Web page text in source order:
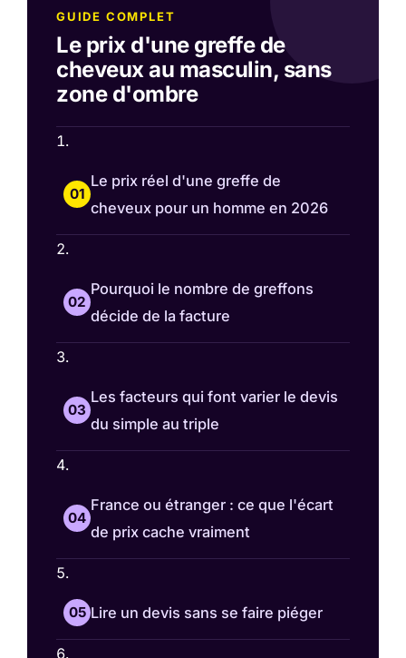
GUIDE COMPLET
Le prix d'une greffe de
cheveux au masculin, sans
zone d'ombre
Le prix réel d'une greffe de
cheveux pour un homme en 2026
Pourquoi le nombre de greffons
décide de la facture
Les facteurs qui font varier le devis
du simple au triple
France ou étranger : ce que l'écart
de prix cache vraiment
Lire un devis sans se faire piéger